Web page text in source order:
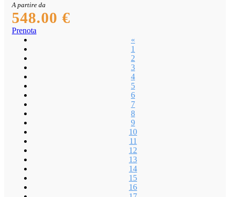
A partire da
548.00 €
Prenota
«
1
2
3
4
5
6
7
8
9
10
11
12
13
14
15
16